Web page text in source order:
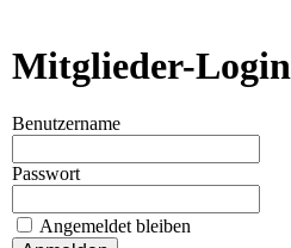
Mitglieder-Login
Benutzername
Passwort
Angemeldet bleiben